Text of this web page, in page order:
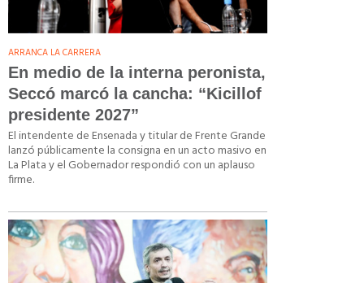
ARRANCA LA CARRERA
En medio de la interna peronista,
Seccó marcó la cancha: “Kicillof
presidente 2027”
El intendente de Ensenada y titular de Frente Grande
lanzó públicamente la consigna en un acto masivo en
La Plata y el Gobernador respondió con un aplauso
firme.